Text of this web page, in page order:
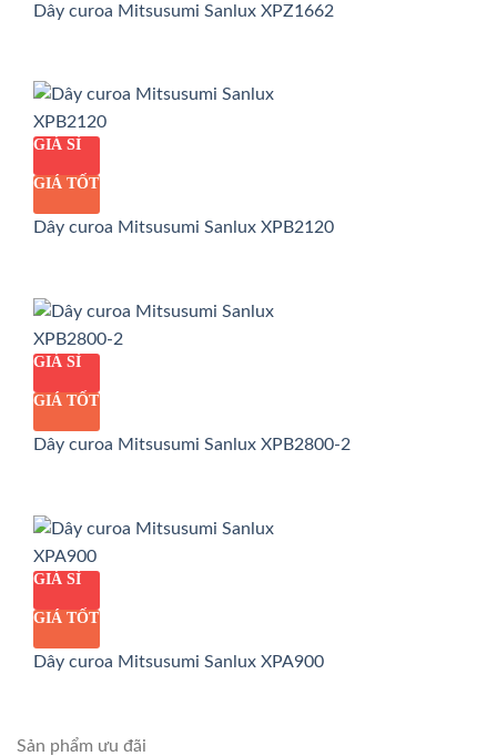
Dây curoa Mitsusumi Sanlux XPZ1662
GIÁ SỈ
GIÁ TỐT
Dây curoa Mitsusumi Sanlux XPB2120
GIÁ SỈ
GIÁ TỐT
Dây curoa Mitsusumi Sanlux XPB2800-2
GIÁ SỈ
GIÁ TỐT
Dây curoa Mitsusumi Sanlux XPA900
Sản phẩm ưu đãi